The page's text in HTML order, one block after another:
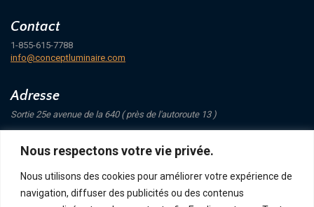
Nous respectons votre vie privée.
Nous utilisons des cookies pour améliorer votre expérience de
navigation, diffuser des publicités ou des contenus
Contact
1-855-615-7788
info@conceptluminaire.com
Adresse
Sortie 25e avenue de la 640 ( près de l'autoroute 13 )
Saint-Eustache